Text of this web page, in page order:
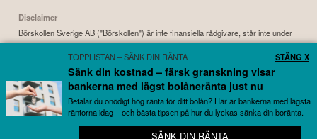
Disclaimer
Börskollen Sverige AB ("Börskollen") är inte finansiella rådgivare, står inte under
finansinspektionens tillsyn och ger inga råd till dig. Detta innebär att
investeringsbeslut baserade på information som direkt eller indirekt härrörande
från Börskollen eller personer med koppling till Börskollen, alltid fattas
självständigt av investeraren. Börskollen frånsäger sig allt ansvar för eventuell
förlust eller skada av vad slag det må vara som grundar sig på användandet av
material härrörande från tjänsten Börskollen.
⭐ Hundratusentals användare kan inte ha fel?
TOPPLISTAN – SÄNK DIN RÄNTA
Sänk din kostnad – färsk granskning visar
bankerna med lägst bolåneränta just nu
Betalar du onödigt hög ränta för ditt bolån? Här är bankerna med lägsta
räntorna idag – och bästa tipsen på hur du lyckas sänka din boränta.
SÄNK DIN RÄNTA
STÄNG X